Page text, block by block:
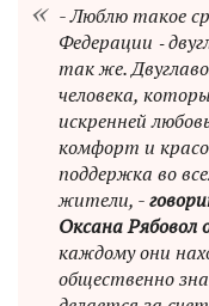
- Люблю такое
Федерации ‑
так же.
человека,
искренней
комфорт и
поддержка во
жители, -
Оксана Рябовол
каждому они
общественно